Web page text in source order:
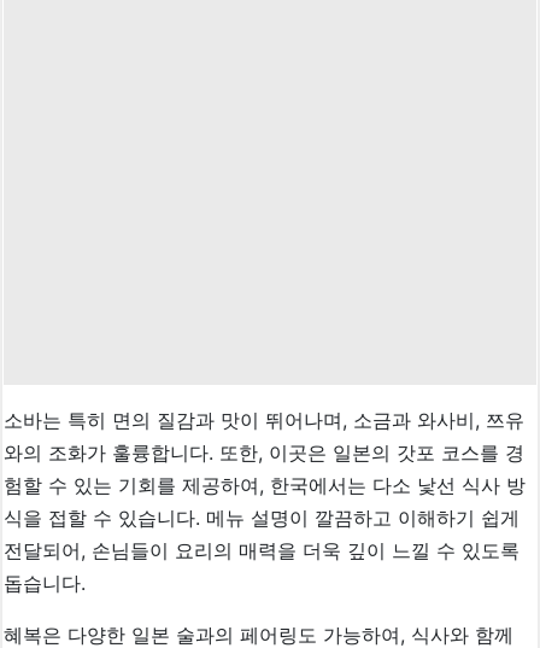
소바는 특히 면의 질감과 맛이 뛰어나며, 소금과 와사비, 쯔유
와의 조화가 훌륭합니다. 또한, 이곳은 일본의 갓포 코스를 경
험할 수 있는 기회를 제공하여, 한국에서는 다소 낯선 식사 방
식을 접할 수 있습니다. 메뉴 설명이 깔끔하고 이해하기 쉽게
전달되어, 손님들이 요리의 매력을 더욱 깊이 느낄 수 있도록
돕습니다.
혜복은 다양한 일본 술과의 페어링도 가능하여, 식사와 함께